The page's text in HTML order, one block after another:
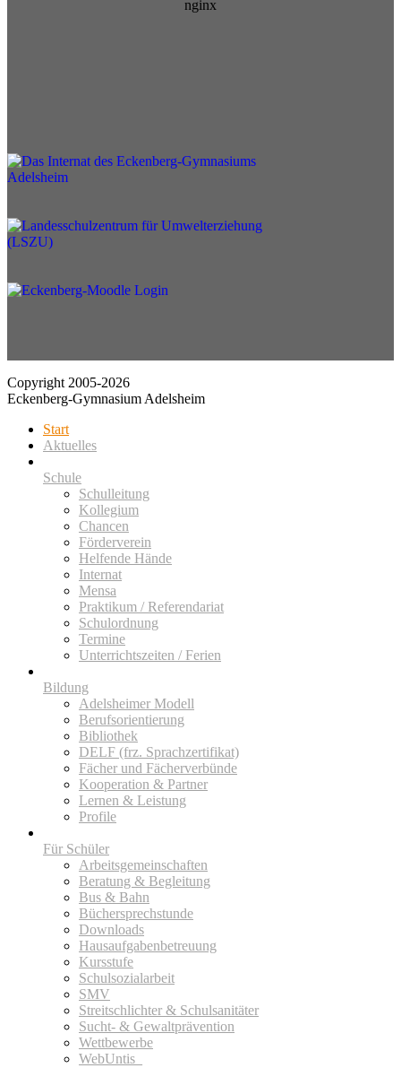
Copyright 2005-2026
Eckenberg-Gymnasium Adelsheim
Start
Aktuelles
Schule
Schulleitung
Kollegium
Chancen
Förderverein
Helfende Hände
Internat
Mensa
Praktikum / Referendariat
Schulordnung
Termine
Unterrichtszeiten / Ferien
Bildung
Adelsheimer Modell
Berufsorientierung
Bibliothek
DELF (frz. Sprachzertifikat)
Fächer und Fächerverbünde
Kooperation & Partner
Lernen & Leistung
Profile
Für Schüler
Arbeitsgemeinschaften
Beratung & Begleitung
Bus & Bahn
Büchersprechstunde
Downloads
Hausaufgabenbetreuung
Kursstufe
Schulsozialarbeit
SMV
Streitschlichter & Schulsanitäter
Sucht- & Gewaltprävention
Wettbewerbe
WebUntis_